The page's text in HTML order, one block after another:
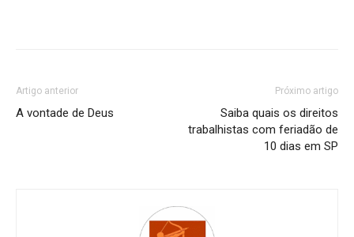
Artigo anterior
A vontade de Deus
Próximo artigo
Saiba quais os direitos
trabalhistas com feriadão de
10 dias em SP